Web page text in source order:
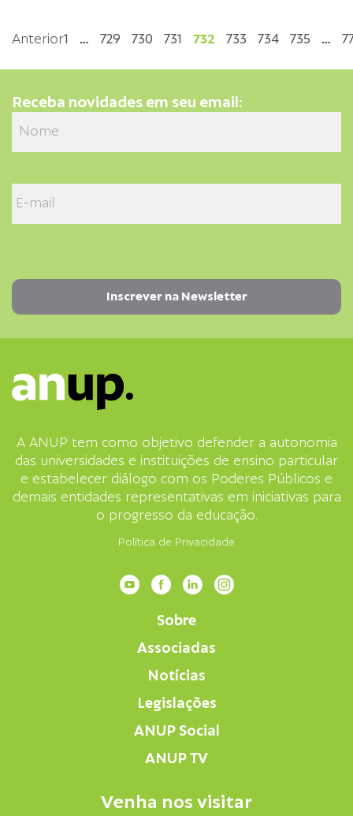
Anterior1 … 729 730 731 732 733 734 735 …
Receba novidades em seu email:
A ANUP tem como objetivo defender a autonomia
das universidades e instituições de ensino particular
e estabelecer diálogo com os Poderes Públicos e
demais entidades representativas em iniciativas para
o progresso da educação.
Política de Privacidade
Sobre
Associadas
Notícias
Legislações
ANUP Social
ANUP TV
Venha nos visitar